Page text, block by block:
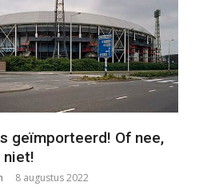
geïmporteerd! Of nee,
niet!
8 augustus 2022